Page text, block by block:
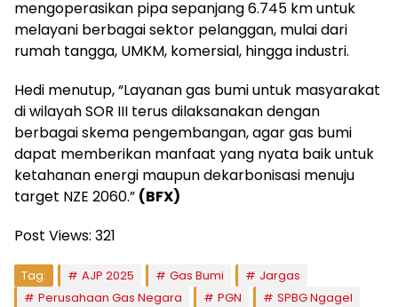
mengoperasikan pipa sepanjang 6.745 km untuk
melayani berbagai sektor pelanggan, mulai dari
rumah tangga, UMKM, komersial, hingga industri.
Hedi menutup, “Layanan gas bumi untuk masyarakat
di wilayah SOR III terus dilaksanakan dengan
berbagai skema pengembangan, agar gas bumi
dapat memberikan manfaat yang nyata baik untuk
ketahanan energi maupun dekarbonisasi menuju
target NZE 2060.” (BFX)
Post Views: 321
Tag: AJP 2025 Gas Bumi
Jargas
Perusahaan Gas Negara
PGN
SPBG Ngagel